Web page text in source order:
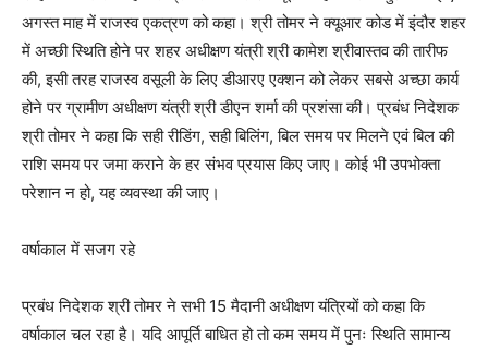
अगस्त माह में राजस्व एकत्रण को कहा। श्री तोमर ने क्यूआर कोड में इंदौर शहर
में अच्छी स्थिति होने पर शहर अधीक्षण यंत्री श्री कामेश श्रीवास्तव की तारीफ
की, इसी तरह राजस्व वसूली के लिए डीआरए एक्शन को लेकर सबसे अच्छा कार्य
होने पर ग्रामीण अधीक्षण यंत्री श्री डीएन शर्मा की प्रशंसा की। प्रबंध निदेशक
श्री तोमर ने कहा कि सही रीडिंग, सही बिलिंग, बिल समय पर मिलने एवं बिल की
राशि समय पर जमा कराने के हर संभव प्रयास किए जाए। कोई भी उपभोक्ता
परेशान न हो, यह व्यवस्था की जाए।
वर्षाकाल में सजग रहे
प्रबंध निदेशक श्री तोमर ने सभी 15 मैदानी अधीक्षण यंत्रियों को कहा कि
वर्षाकाल चल रहा है। यदि आपूर्ति बाधित हो तो कम समय में पुनः स्थिति सामान्य